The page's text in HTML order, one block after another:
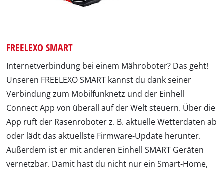
FREELEXO SMART
Internetverbindung bei einem Mähroboter? Das geht!
Unseren FREELEXO SMART kannst du dank seiner
Verbindung zum Mobilfunknetz und der Einhell
Connect App von überall auf der Welt steuern. Über die
App ruft der Rasenroboter z. B. aktuelle Wetterdaten ab
oder lädt das aktuellste Firmware-Update herunter.
Außerdem ist er mit anderen Einhell SMART Geräten
vernetzbar. Damit hast du nicht nur ein Smart-Home,